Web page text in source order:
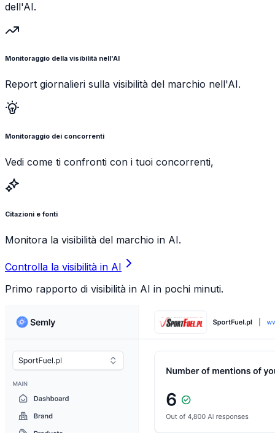
dell'AI.
Monitoraggio della visibilità nell'AI
Report giornalieri sulla visibilità del marchio nell'AI.
Monitoraggio dei concorrenti
Vedi come ti confronti con i tuoi concorrenti,
Citazioni e fonti
Monitora la visibilità del marchio in AI.
Controlla la visibilità in AI
Primo rapporto di visibilità in AI in pochi minuti.